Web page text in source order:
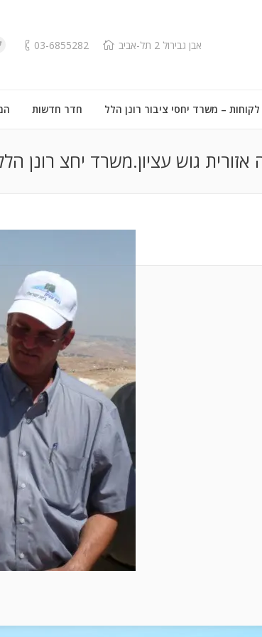
אבן גבירול 2 תל-אביב 03-6855282
לקוחות – משרד יחסי ציבור רונן הלל חדר חדשות
אזורית גוש עציון.משרד יחצ רונן